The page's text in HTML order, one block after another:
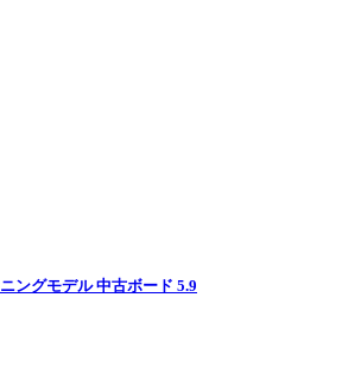
ングモデル 中古ボード 5.9